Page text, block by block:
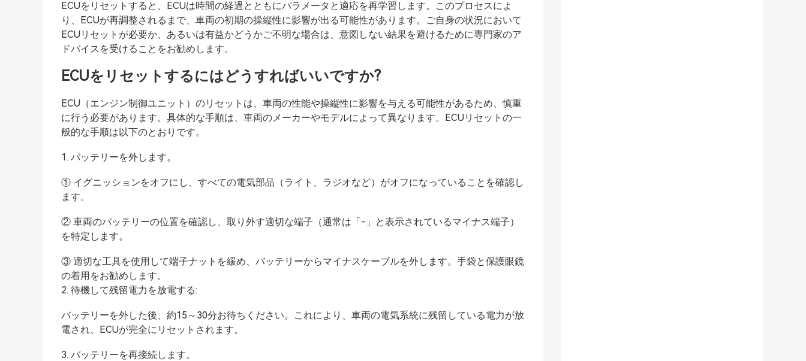
ECUをリセットすると、ECUは時間の経過とともにパラメータと適応を再学習します。このプロセスによ
り、ECUが再調整されるまで、車両の初期の操縦性に影響が出る可能性があります。ご自身の状況において
ECUリセットが必要か、あるいは有益かどうかご不明な場合は、意図しない結果を避けるために専門家のア
ドバイスを受けることをお勧めします。
ECUをリセットするにはどうすればいいですか?
ECU（エンジン制御ユニット）のリセットは、車両の性能や操縦性に影響を与える可能性があるため、慎重
に行う必要があります。具体的な手順は、車両のメーカーやモデルによって異なります。ECUリセットの一
般的な手順は以下のとおりです。
1. バッテリーを外します。
① イグニッションをオフにし、すべての電気部品（ライト、ラジオなど）がオフになっていることを確認し
ます。
② 車両のバッテリーの位置を確認し、取り外す適切な端子（通常は「-」と表示されているマイナス端子）
を特定します。
③ 適切な工具を使用して端子ナットを緩め、バッテリーからマイナスケーブルを外します。手袋と保護眼鏡
の着用をお勧めします。
2. 待機して残留電力を放電する:
バッテリーを外した後、約15～30分お待ちください。これにより、車両の電気系統に残留している電力が放
電され、ECUが完全にリセットされます。
3. バッテリーを再接続します。